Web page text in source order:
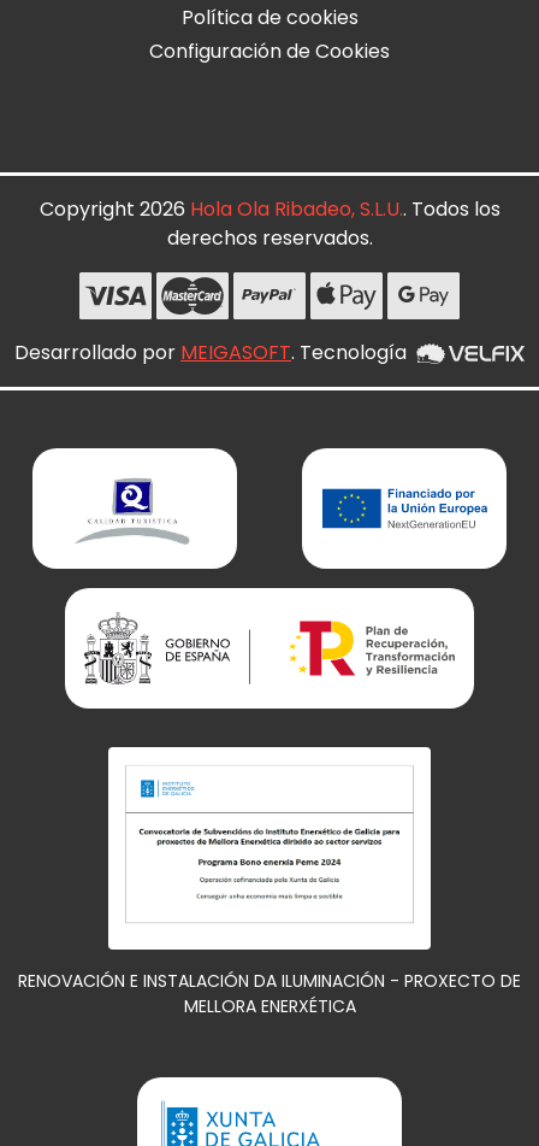
Política de cookies
Configuración de Cookies
Copyright 2026 Hola Ola Ribadeo, S.L.U.. Todos los
derechos reservados.
Desarrollado por MEIGASOFT. Tecnología
RENOVACIÓN E INSTALACIÓN DA ILUMINACIÓN - PROXECTO DE
MELLORA ENERXÉTICA